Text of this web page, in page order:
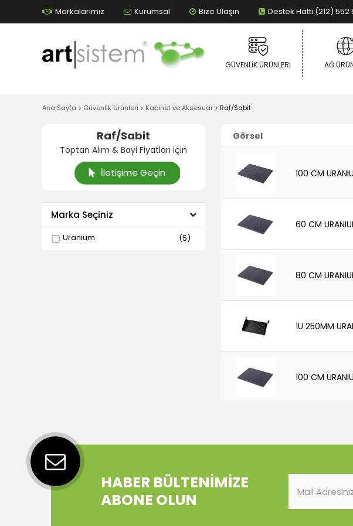
Markalarımız Kurumsal Bize Ulaşın Destek Hattı:(212)
GÜVENLIK ÜRÜNLERI AĞ
Ana Sayfa > Güvenlik Ürünleri > Kabinet ve Aksesuar > Raf/Sabit
Raf/Sabit
Toptan Alım & Bayi Fiyatları için
İletişime Geçin
Marka Seçiniz
Uranium (5)
Görsel
100 CM
60 CM
80 CM
1U 250MM
100 CM
HABER BÜLTENİMİZE
ABONE OLUN